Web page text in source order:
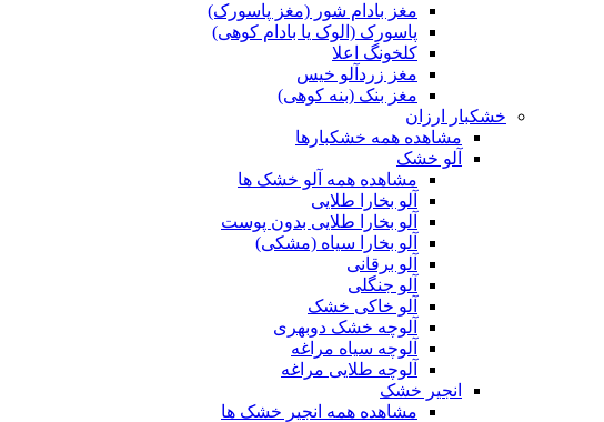
مغز بادام شور (مغز پاسورک)
پاسورک (الوک یا بادام کوهی)
کلخونگ اعلا
مغز زردآلو خیس
مغز بنک (بنه کوهی)
خشکبار ارزان
مشاهده همه خشکبارها
آلو خشک
مشاهده همه آلو خشک ها
آلو بخارا طلایی
آلو بخارا طلایی بدون پوست
آلو بخارا سیاه (مشکی)
آلو برقانی
آلو جنگلی
آلو خاکی خشک
آلوچه خشک دوبهری
آلوچه سیاه مراغه
آلوچه طلایی مراغه
انجیر خشک
مشاهده همه انجیر خشک ها